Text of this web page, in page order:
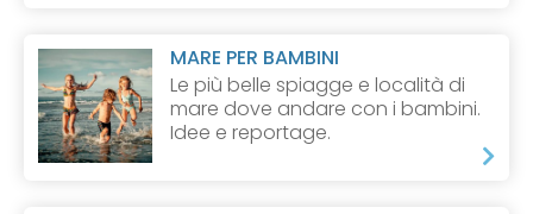
MARE PER BAMBINI
Le più belle spiagge e località di
mare dove andare con i bambini.
Idee e reportage.